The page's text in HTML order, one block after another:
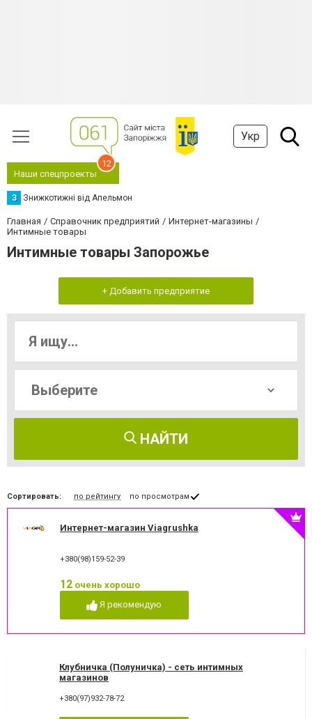
Укр
Наши спецпроекты
12
З Знижкотижні від Апельмон
Главная Справочник предприятий
Интернет-магазины
Интимные товары
Интимные товары Запорожье
+ Добавить предприятие
НАЙТИ
Сортировать: по рейтингу по просмотрам
Интернет-магазин Viagrushka
+380(98)159-52-39
12 очень хорошо
Я рекомендую
Клубничка (Полуничка) - сеть интимных
магазинов
+380(97)932-78-72